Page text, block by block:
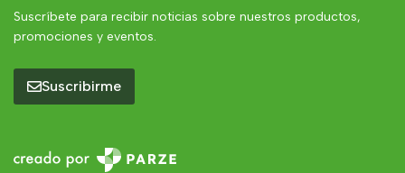
Suscríbete para recibir noticias sobre nuestros productos,
promociones y eventos.
Suscribirme